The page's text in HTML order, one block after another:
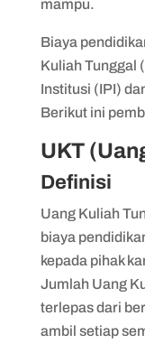
mampu.
Biaya
Kuliah Tunggal
Institusi (IPI)
Berikut ini
UKT
Definisi
Uang Kuliah
biaya
kepada pihak
Jumlah Uang
terlepas dari
ambil setiap